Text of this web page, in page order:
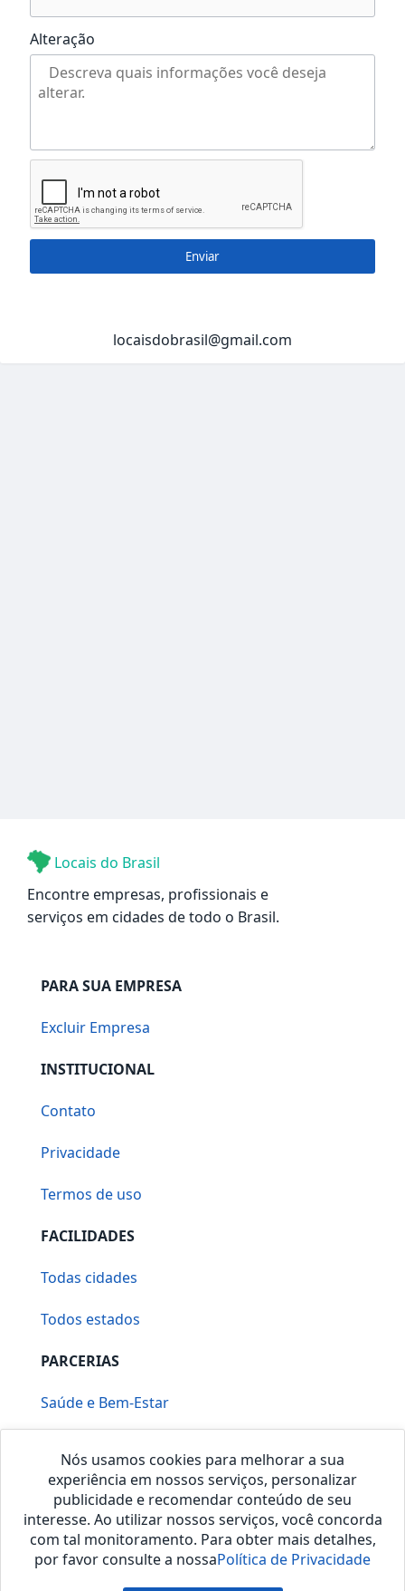
Alteração
Enviar
locaisdobrasil@gmail.com
Locais do Brasil
Encontre empresas, profissionais e
serviços em cidades de todo o Brasil.
PARA SUA EMPRESA
Excluir Empresa
INSTITUCIONAL
Contato
Privacidade
Termos de uso
FACILIDADES
Todas cidades
Todos estados
PARCERIAS
Saúde e Bem-Estar
Nós usamos cookies para melhorar a sua
experiência em nossos serviços, personalizar
publicidade e recomendar conteúdo de seu
interesse. Ao utilizar nossos serviços, você concorda
com tal monitoramento. Para obter mais detalhes,
por favor consulte a nossaPolítica de Privacidade